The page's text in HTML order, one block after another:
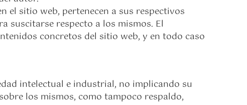
el sitio web, pertenecen a sus respectivos
suscitarse respecto a los mismos. El
concretos del sitio web, y en todo caso
intelectual e industrial, no implicando su
los mismos, como tampoco respaldo,